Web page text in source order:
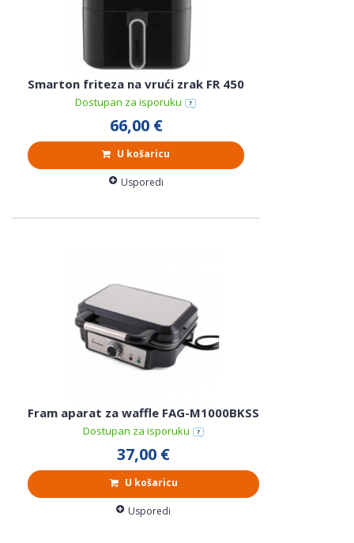
Smarton friteza na vrući zrak FR 450
Dostupan za isporuku
66,00 €
U košaricu
Usporedi
Fram aparat za waffle FAG-M1000BKSS
Dostupan za isporuku
37,00 €
U košaricu
Usporedi